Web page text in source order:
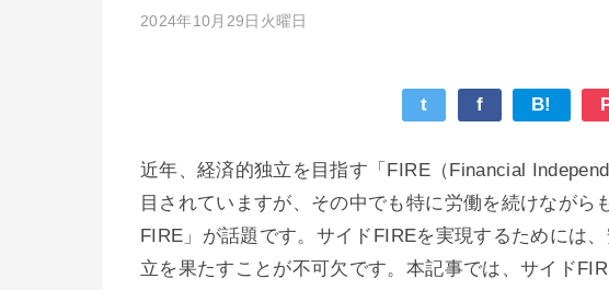
2024年10月29日火曜日
t f B!
近年、経済的独立を目指す「FIRE（Financial
目されていますが、その中でも特に労働を続けながら
FIRE」が話題です。サイドFIREを実現するためには
立を果たすことが不可欠です。本記事では、サイド